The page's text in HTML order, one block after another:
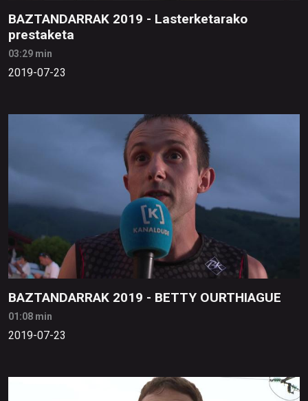
BAZTANDARRAK 2019 - Lasterketarako
prestaketa
03:29 min
2019-07-23
BAZTANDARRAK 2019 - BETTY OURTHIAGUE
01:08 min
2019-07-23